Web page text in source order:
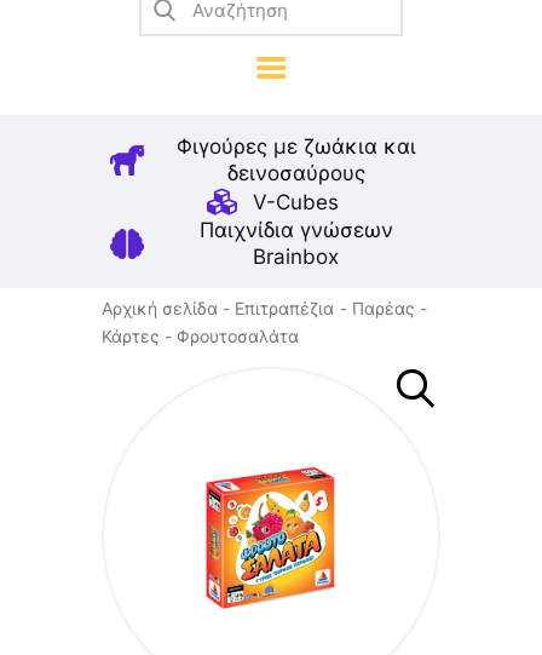
Φιγούρες με ζωάκια και
δεινοσαύρους
V-Cubes
Παιχνίδια γνώσεων
Brainbox
Μοντελισμός
Βιβλία
Παιχνίδια Ρόλων
Αρχική σελίδα Επιτραπέζια
Παρέας
Κάρτες
Φρουτοσαλάτα